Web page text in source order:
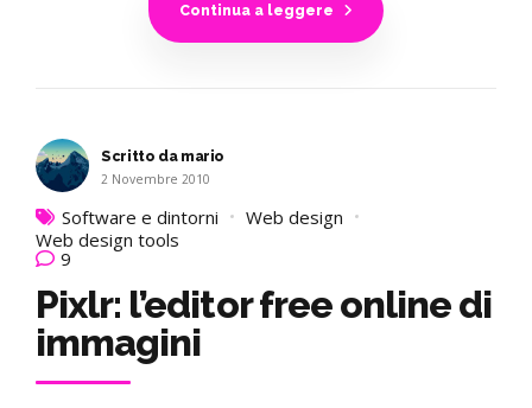
Continua a leggere
Scritto da mario
2 Novembre 2010
Software e dintorni
Web design
Web design tools
9
Pixlr: l’editor free online di
immagini